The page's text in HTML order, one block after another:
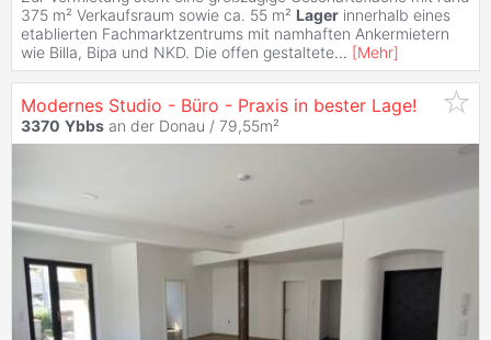
375 m² Verkaufsraum sowie ca. 55 m² Lager innerhalb eines
etablierten Fachmarktzentrums mit namhaften Ankermietern
wie Billa, Bipa und NKD. Die offen gestaltete... [Mehr]
Modernes Studio - Büro - Praxis in bester Lage!
3370 Ybbs an der Donau / 79,55m²